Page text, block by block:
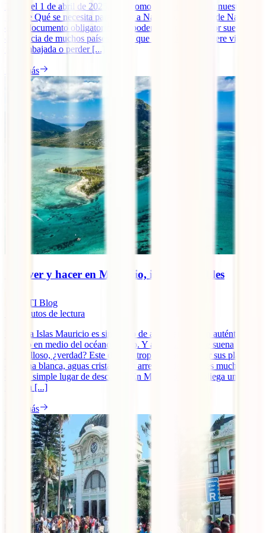
Desde el 1 de abril de 2025, tal y como te avanzamos en nuestra
guía de Qué se necesita para viajar a Namibia, el visado de Namibia
es un documento obligatorio para poder entrar al país. Por suerte, a
diferencia de muchos países en los que este trámite requiere visitar a
una embajada o perder [...]
Leer más
Qué ver y hacer en Mauricio, imprescindibles
IATI Blog
minutos de lectura
Viajar a Islas Mauricio es sinónimo de adentrarse en un auténtico
paraíso en medio del océano Índico. Y algo así siempre suena
maravilloso, ¿verdad? Este destino tropical, famoso por sus playas
de arena blanca, aguas cristalinas y arrecifes de coral, es mucho más
que un simple lugar de descanso. En Mauricio se despliega una
riqueza [...]
Leer más